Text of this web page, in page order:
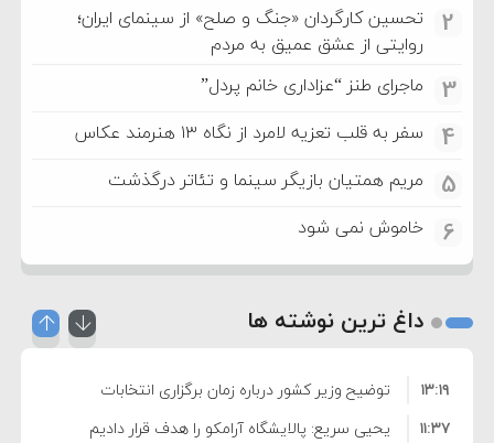
2
تحسین کارگردان «جنگ و صلح» از سینمای ایران؛
روایتی از عشق عمیق به مردم
3 ماجرای طنز “عزاداری خانم پردل”
4 سفر به قلب تعزیه لامرد از نگاه ۱۳ هنرمند عکاس
5 مریم همتیان بازیگر سینما و تئاتر درگذشت
6 خاموش نمی شود
داغ ترین نوشته ها
توضیح وزیر کشور درباره زمان برگزاری انتخابات
شوراها
۱۳:۱۹
یحیی سریع: پالایشگاه آرامکو را هدف قرار دادیم
۱۱:۳۷